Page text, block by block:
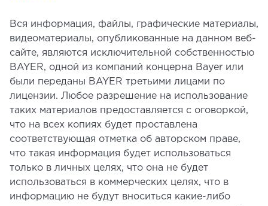
Вся информация, файлы, графические материалы,
видеоматериалы, опубликованные на данном веб-
сайте, являются исключительной собственностью
BAYER, одной из компаний концерна Bayer или
были переданы BAYER третьими лицами по
лицензии. Любое разрешение на использование
таких материалов предоставляется с оговоркой,
что на всех копиях будет проставлена
соответствующая отметка об авторском праве,
что такая информация будет использоваться
только в личных целях, что она не будет
использоваться в коммерческих целях, что в
информацию не будут вноситься какие-либо